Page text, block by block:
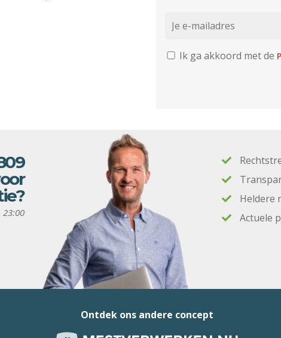
Ik ga akkoord met de
23:00
Heldere
Actuele
Ontdek ons andere concept